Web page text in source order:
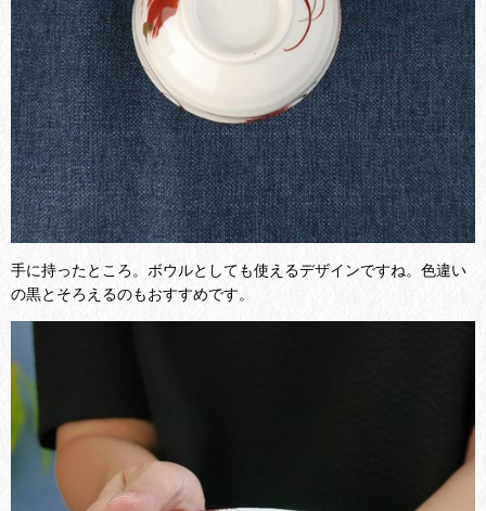
手に持ったところ。ボウルとしても使えるデザインですね。色違い
の黒とそろえるのもおすすめです。